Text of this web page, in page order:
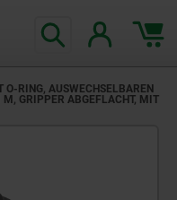
RING, AUSWECHSELBAREN
M, GRIPPER ABGEFLACHT, MIT